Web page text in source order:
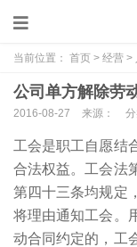
当前位置： 首页 > 经营 >
公司单方解除劳
2016-08-27 来源： 分
工会是职工自愿结
合法权益。工会法
第四十三条均规定
将理由通知工会。
动合同约定的，工